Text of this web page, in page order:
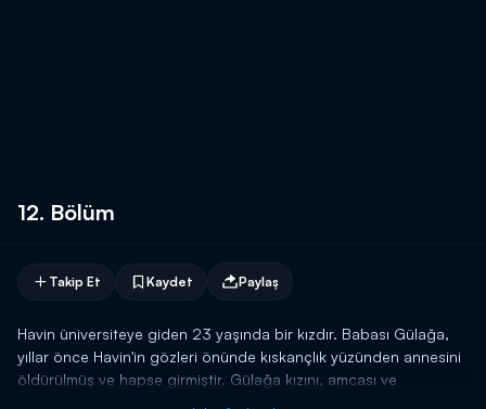
12. Bölüm
Takip Et Kaydet Paylaş
Havin üniversiteye giden 23 yaşında bir kızdır. Babası Gülağa,
yıllar önce Havin'in gözleri önünde kıskançlık yüzünden annesini
öldürülmüş ve hapse girmiştir. Gülağa kızını, amcası ve